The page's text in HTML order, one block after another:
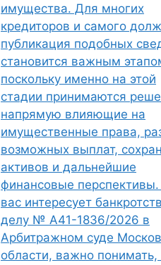
имущества. Для многих
кредиторов и самого
публикация подобных
становится важным
поскольку именно на этой
стадии принимаются
напрямую влияющие на
имущественные права,
возможных выплат,
активов и дальнейшие
финансовые перспективы.
вас интересует
делу № А41-1836/2026 в
Арбитражном суде
области, важно понимать,